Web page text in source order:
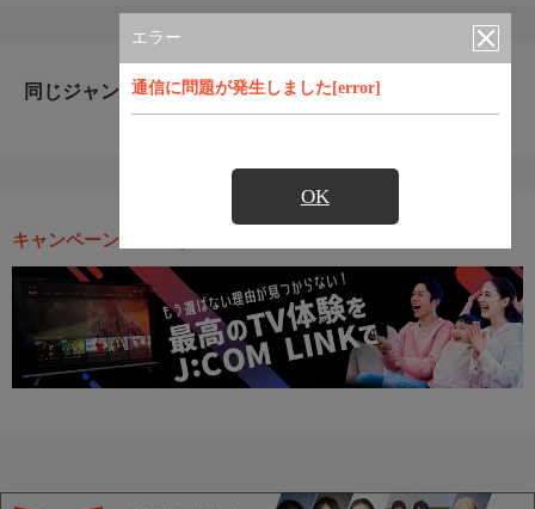
エラー
通信に問題が発生しました[error]
OK
同じジャンルのおすすめ番組
キャンペーン・お得な情報